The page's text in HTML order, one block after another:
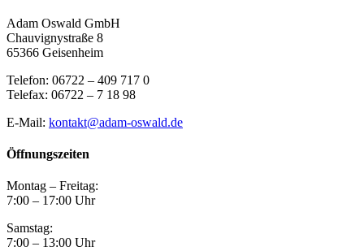
Adam Oswald GmbH
Chauvignystraße 8
65366 Geisenheim
Telefon: 06722 – 409 717 0
Telefax: 06722 – 7 18 98
E-Mail: kontakt@adam-oswald.de
Öffnungszeiten
Montag – Freitag:
7:00 – 17:00 Uhr
Samstag:
7:00 – 13:00 Uhr